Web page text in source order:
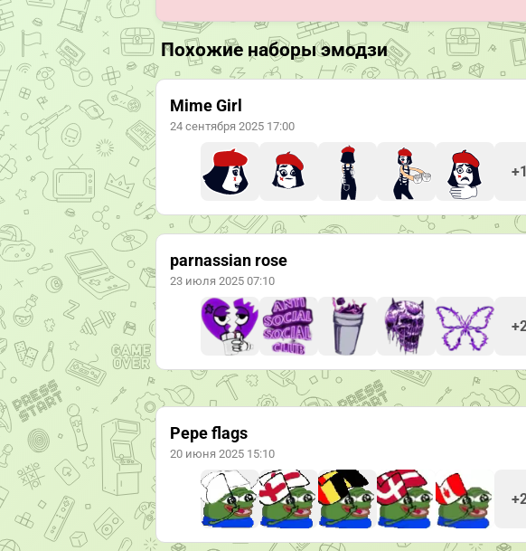
Похожие наборы эмодзи
Mime Girl
24 сентября 2025 17:00
parnassian rose
23 июля 2025 07:10
Pepe flags
20 июня 2025 15:10